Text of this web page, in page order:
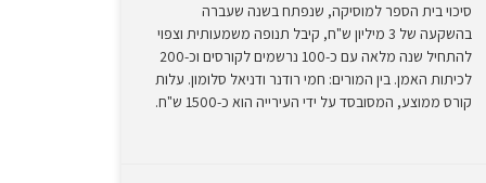
סיכוי בית הספר למוסיקה, שנפתח בשנה שעברה
בהשקעה של 3 מיליון ש"ח, קיבל תנופה משמעותית וצפוי
להתחיל שנה מלאה עם כ-100 נרשמים לקורסים וכ-200
לכיתות האמן. בין המורים: חמי רודנר ודניאל סלומון. עלות
קורס ממוצע, המסובסד על ידי העירייה הוא כ-1500 ש"ח.